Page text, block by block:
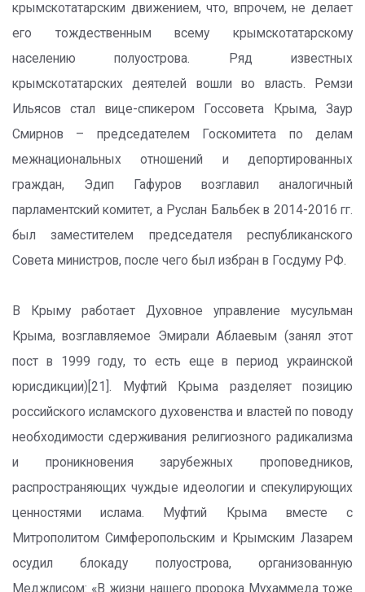
крымскотатарским движением, что, впрочем, не делает
его тождественным всему крымскотатарскому
населению полуострова. Ряд известных
крымскотатарских деятелей вошли во власть. Ремзи
Ильясов стал вице-спикером Госсовета Крыма, Заур
Смирнов – председателем Госкомитета по делам
межнациональных отношений и депортированных
граждан, Эдип Гафуров возглавил аналогичный
парламентский комитет, а Руслан Бальбек в 2014-2016 гг.
был заместителем председателя республиканского
Совета министров, после чего был избран в Госдуму РФ.
В Крыму работает Духовное управление мусульман
Крыма, возглавляемое Эмирали Аблаевым (занял этот
пост в 1999 году, то есть еще в период украинской
юрисдикции)[21]. Муфтий Крыма разделяет позицию
российского исламского духовенства и властей по поводу
необходимости сдерживания религиозного радикализма
и проникновения зарубежных проповедников,
распространяющих чуждые идеологии и спекулирующих
ценностями ислама. Муфтий Крыма вместе с
Митрополитом Симферопольским и Крымским Лазарем
осудил блокаду полуострова, организованную
Меджлисом: «В жизни нашего пророка Мухаммеда тоже